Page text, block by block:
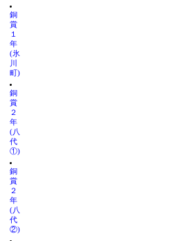
銅
賞
１
年
(氷
川
町)
銅
賞
２
年
(八
代
①)
銅
賞
２
年
(八
代
②)